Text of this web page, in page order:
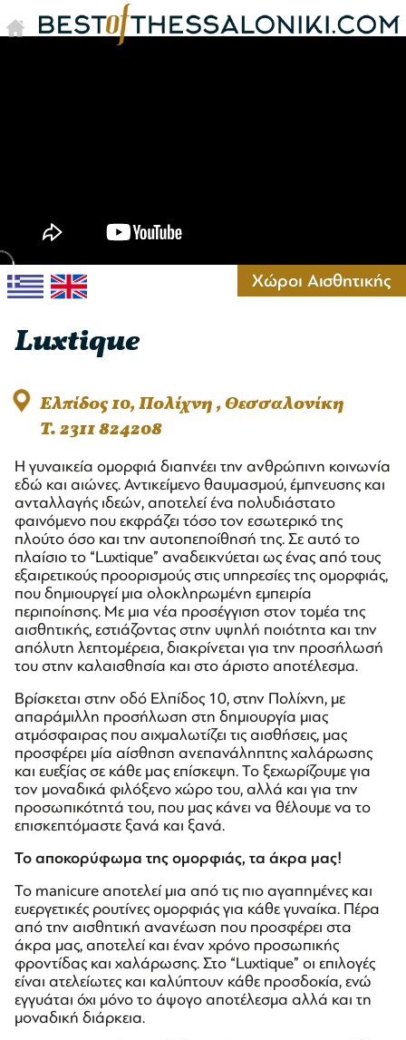
Χώροι Αισθητικής
Luxtique
Ελπίδος 10, Πολίχνη , Θεσσαλονίκη
T. 2311 824208
Η γυναικεία ομορφιά διαπνέει την ανθρώπινη κοινωνία
εδώ και αιώνες. Αντικείμενο θαυμασμού, έμπνευσης και
ανταλλαγής ιδεών, αποτελεί ένα πολυδιάστατο
φαινόμενο που εκφράζει τόσο τον εσωτερικό της
πλούτο όσο και την αυτοπεποίθησή της. Σε αυτό το
πλαίσιο το “Luxtique” αναδεικνύεται ως ένας από τους
εξαιρετικούς προορισμούς στις υπηρεσίες της ομορφιάς,
που δημιουργεί μια ολοκληρωμένη εμπειρία
περιποίησης. Με μια νέα προσέγγιση στον τομέα της
αισθητικής, εστιάζοντας στην υψηλή ποιότητα και την
απόλυτη λεπτομέρεια, διακρίνεται για την προσήλωσή
του στην καλαισθησία και στο άριστο αποτέλεσμα.
Βρίσκεται στην οδό Ελπίδος 10, στην Πολίχνη, με
απαράμιλλη προσήλωση στη δημιουργία μιας
ατμόσφαιρας που αιχμαλωτίζει τις αισθήσεις, μας
προσφέρει μία αίσθηση ανεπανάληπτης χαλάρωσης
και ευεξίας σε κάθε μας επίσκεψη. Το ξεχωρίζουμε για
τον μοναδικά φιλόξενο χώρο του, αλλά και για την
προσωπικότητά του, που μας κάνει να θέλουμε να το
επισκεπτόμαστε ξανά και ξανά.
Το αποκορύφωμα της ομορφιάς, τα άκρα μας!
Το manicure αποτελεί μια από τις πιο αγαπημένες και
ευεργετικές ρουτίνες ομορφιάς για κάθε γυναίκα. Πέρα
από την αισθητική ανανέωση που προσφέρει στα
άκρα μας, αποτελεί και έναν χρόνο προσωπικής
φροντίδας και χαλάρωσης. Στο “Luxtique” οι επιλογές
είναι ατελείωτες και καλύπτουν κάθε προσδοκία, ενώ
εγγυάται όχι μόνο το άψογο αποτέλεσμα αλλά και τη
μοναδική διάρκεια.